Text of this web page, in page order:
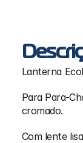
Lanterna
Para Para-
cromado.
Com lente